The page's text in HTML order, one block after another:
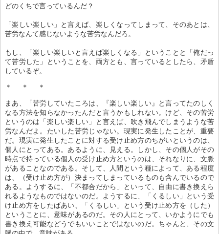
どのくちで言っているんだ？
「楽しい楽しい」と言えば、楽しくなってしまって、そのあとは、
苦労なんて感じないような苦労なんだろ。
もし、「楽しい楽しいと言えば楽しくなる」ということと「俺だっ
て苦労した」ということを、両方とも、言っているとしたら、矛盾
しているぞ。
＊ ＊ ＊
まあ、「苦労していたころは、『楽しい楽しい』と言ってたのしく
なる方法を知らなかったんだと言うかもしれない。けど、その苦労
というのは「楽しい楽しい」と言えば、吹き飛んでしまうような苦
労なんだよ。たいした苦労じゃない。現実に発生したことが、重要
だ。現実に発生したことに対する受け止め方のちがいというのは、
個人にとってある。あるように、見える。しかし、その個人がその
時点で持っている個人の受け止め方というのは、それなりに、文脈
があることなのである。そして、人間という種によって、ある程度
は、（受け止め方が）決まってしまっているものも含んでいるので
ある。ようするに、「不都合だから」といって、自由に書き換えら
れるようなものではないのだ。ようするに、「くるしい」という受
け止め方をしたばあい、「くるしい」という受け止め方を（した）
ということに、意味があるのだ。その人にとって、いかようにでも
書き換え可能などうでもいいことではないのだ。ちゃんと、その文